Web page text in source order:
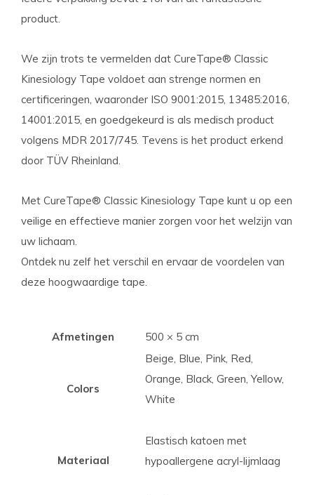
product.
We zijn trots te vermelden dat CureTape® Classic
Kinesiology Tape voldoet aan strenge normen en
certificeringen, waaronder ISO 9001:2015, 13485:2016,
14001:2015, en goedgekeurd is als medisch product
volgens MDR 2017/745. Tevens is het product erkend
door TÜV Rheinland.
Met CureTape® Classic Kinesiology Tape kunt u op een
veilige en effectieve manier zorgen voor het welzijn van
uw lichaam.
Ontdek nu zelf het verschil en ervaar de voordelen van
deze hoogwaardige tape.
Afmetingen 500 × 5 cm
Colors
Beige, Blue, Pink, Red,
Orange, Black, Green, Yellow,
White
Materiaal
Elastisch katoen met
hypoallergene acryl-lijmlaag